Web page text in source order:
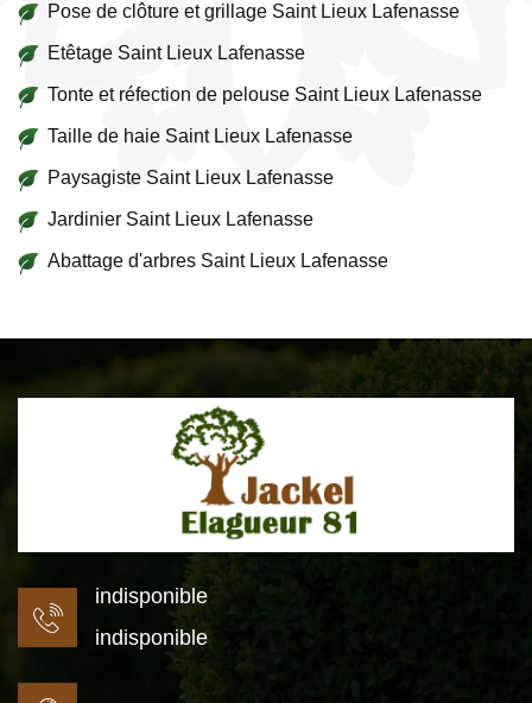
Pose de clôture et grillage Saint Lieux Lafenasse
Etêtage Saint Lieux Lafenasse
Tonte et réfection de pelouse Saint Lieux Lafenasse
Taille de haie Saint Lieux Lafenasse
Paysagiste Saint Lieux Lafenasse
Jardinier Saint Lieux Lafenasse
Abattage d'arbres Saint Lieux Lafenasse
indisponible
indisponible